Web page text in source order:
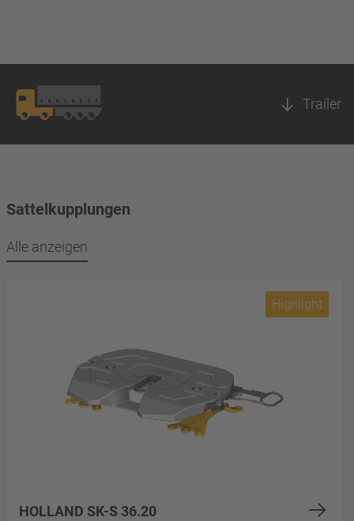
Trailer
Sattelkupplungen
Alle anzeigen
HOLLAND SK-S 36.20
Highlight